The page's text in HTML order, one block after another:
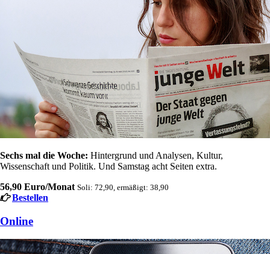
Sechs mal die Woche: Hintergrund und Analysen, Kultur,
Wissenschaft und Politik. Und Samstag acht Seiten extra.
56,90 Euro/Monat Soli: 72,90, ermäßigt: 38,90
Bestellen
Online